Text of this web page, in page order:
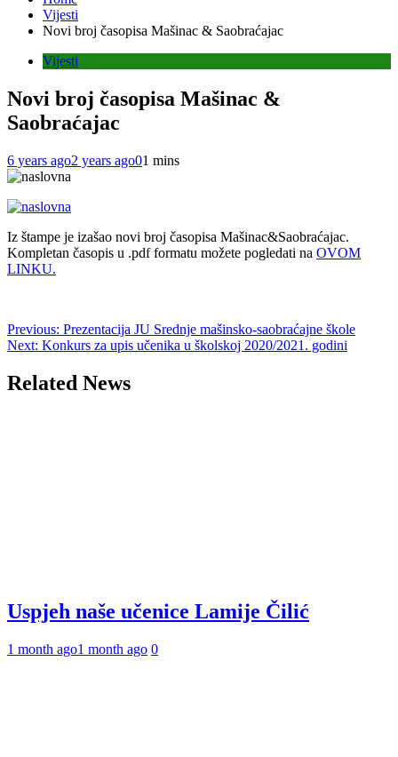
Vijesti
Novi broj časopisa Mašinac & Saobraćajac
Vijesti
Novi broj časopisa Mašinac &
Saobraćajac
6 years ago2 years ago01 mins
Iz štampe je izašao novi broj časopisa Mašinac&Saobraćajac.
Kompletan časopis u .pdf formatu možete pogledati na OVOM
LINKU.
Post
navigation
Previous: Prezentacija JU Srednje mašinsko-saobraćajne škole
Next: Konkurs za upis učenika u školskoj 2020/2021. godini
Related News
Uspjeh naše učenice Lamije Čilić
1 month ago1 month ago 0